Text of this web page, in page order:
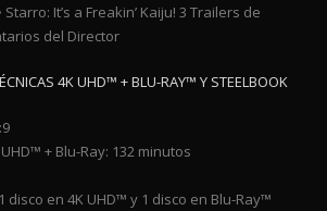
It’s a Freakin’ Kaiju! 3 Trailers de
del Director
4K UHD™ + BLU-RAY™ Y STEELBOOK
+ Blu-Ray: 132 minutos
disco en 4K UHD™ y 1 disco en Blu-Ray™